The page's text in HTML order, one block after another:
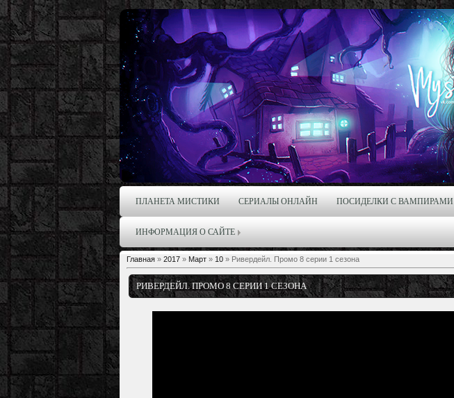
ПЛАНЕТА МИСТИКИ СЕРИАЛЫ ОНЛАЙН ПОСИДЕЛКИ С ВАМПИРАМИ
ИНФОРМАЦИЯ О САЙТЕ
Главная » 2017 » Март » 10 » Ривердейл. Промо 8 серии 1 сезона
РИВЕРДЕЙЛ. ПРОМО 8 СЕРИИ 1 СЕЗОНА